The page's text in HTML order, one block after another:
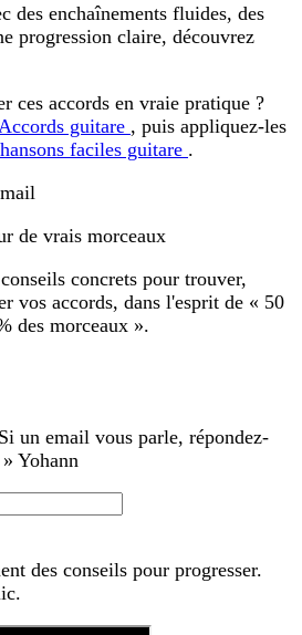
des enchaînements fluides, des
progression claire, découvrez
ces accords en vraie pratique ?
Accords guitare , puis appliquez-les
faciles guitare .
de vrais morceaux
concrets pour trouver,
vos accords, dans l'esprit de « 50
des morceaux ».
un email vous parle, répondez-
Yohann
des conseils pour progresser.